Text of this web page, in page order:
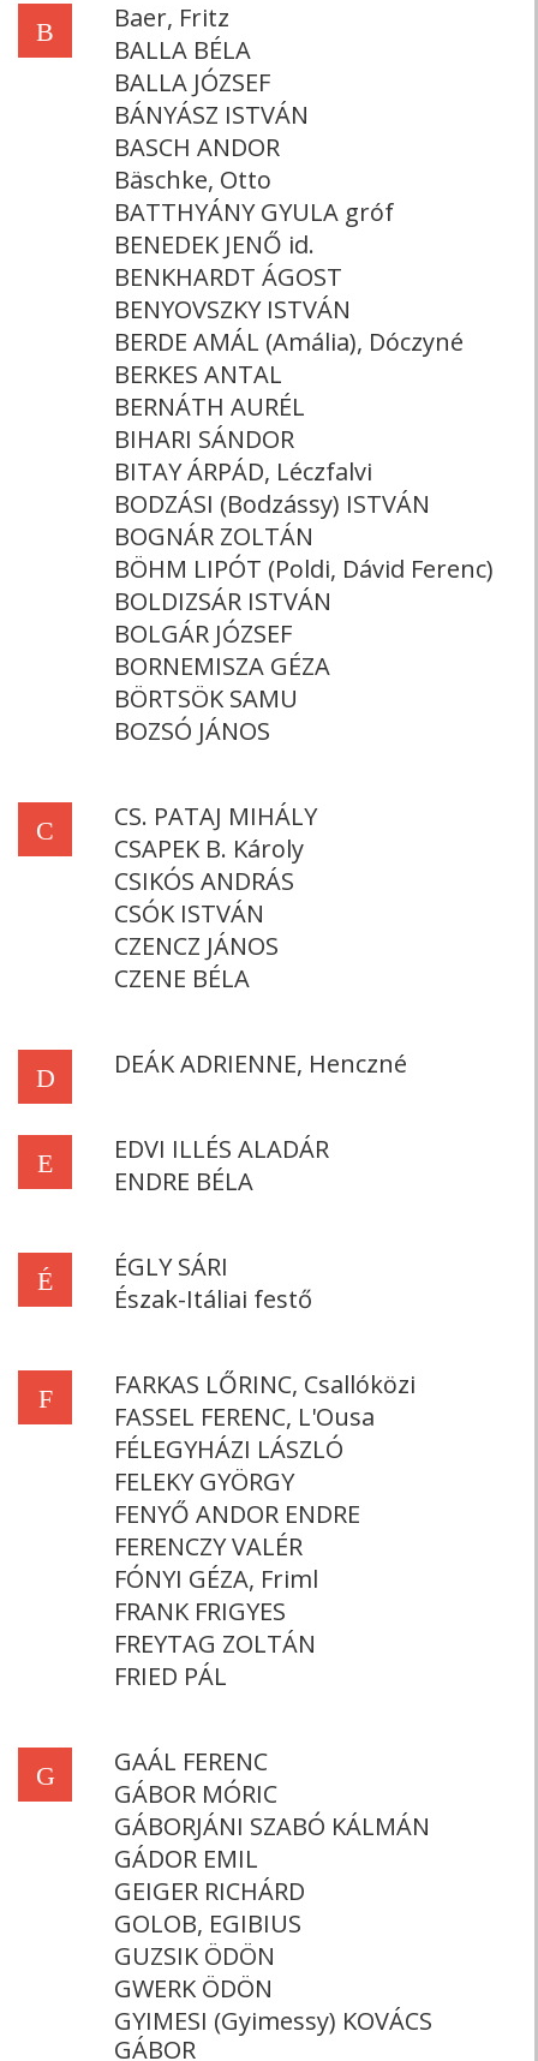
B
Baer, Fritz
BALLA BÉLA
BALLA JÓZSEF
BÁNYÁSZ ISTVÁN
BASCH ANDOR
Bäschke, Otto
BATTHYÁNY GYULA gróf
BENEDEK JENŐ id.
BENKHARDT ÁGOST
BENYOVSZKY ISTVÁN
BERDE AMÁL (Amália), Dóczyné
BERKES ANTAL
BERNÁTH AURÉL
BIHARI SÁNDOR
BITAY ÁRPÁD, Léczfalvi
BODZÁSI (Bodzássy) ISTVÁN
BOGNÁR ZOLTÁN
BÖHM LIPÓT (Poldi, Dávid Ferenc)
BOLDIZSÁR ISTVÁN
BOLGÁR JÓZSEF
BORNEMISZA GÉZA
BÖRTSÖK SAMU
BOZSÓ JÁNOS
C
CS. PATAJ MIHÁLY
CSAPEK B. Károly
CSIKÓS ANDRÁS
CSÓK ISTVÁN
CZENCZ JÁNOS
CZENE BÉLA
D DEÁK ADRIENNE, Henczné
E
EDVI ILLÉS ALADÁR
ENDRE BÉLA
É
ÉGLY SÁRI
Észak-Itáliai festő
F
FARKAS LŐRINC, Csallóközi
FASSEL FERENC, L'Ousa
FÉLEGYHÁZI LÁSZLÓ
FELEKY GYÖRGY
FENYŐ ANDOR ENDRE
FERENCZY VALÉR
FÓNYI GÉZA, Friml
FRANK FRIGYES
FREYTAG ZOLTÁN
FRIED PÁL
G
GAÁL FERENC
GÁBOR MÓRIC
GÁBORJÁNI SZABÓ KÁLMÁN
GÁDOR EMIL
GEIGER RICHÁRD
GOLOB, EGIBIUS
GUZSIK ÖDÖN
GWERK ÖDÖN
GYIMESI (Gyimessy) KOVÁCS
GÁBOR